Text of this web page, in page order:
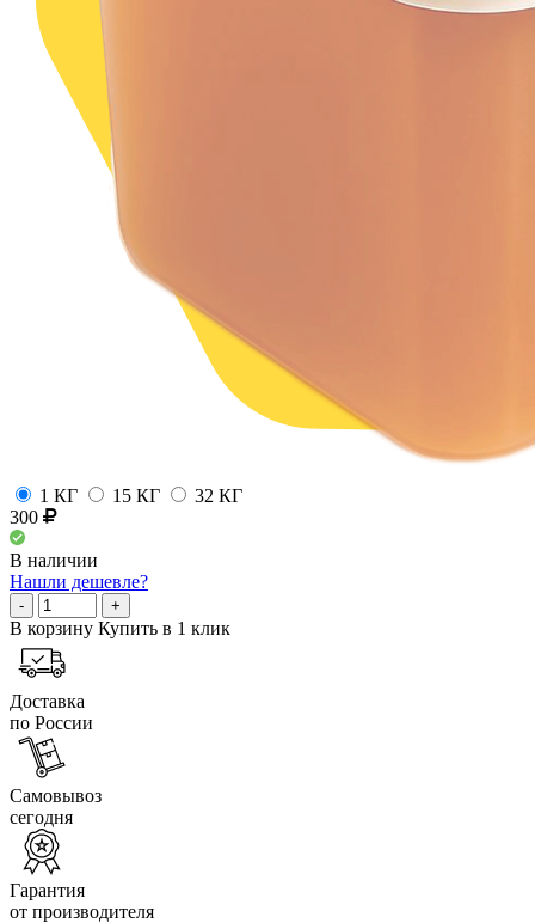
1 КГ 15 КГ
32 КГ
300
В наличии
Нашли дешевле?
- +
В корзину Купить в 1 клик
Доставка
по России
Самовывоз
сегодня
Гарантия
от производителя